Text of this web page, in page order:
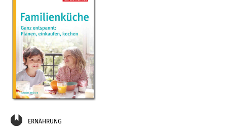
ERNÄHRUNG